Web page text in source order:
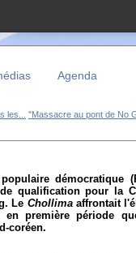
Agenda
les... "Massacre au pont de No
démocratique
qualification pour la
Le Chollimaaffrontait
première période
coréen.